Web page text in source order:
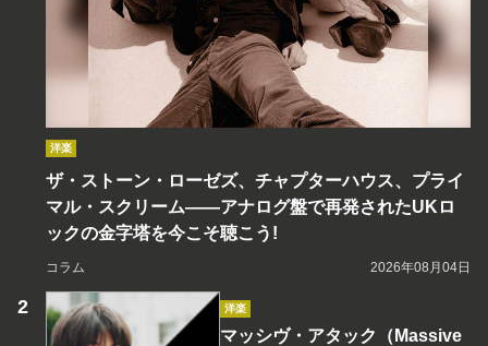
洋楽
ザ・ストーン・ローゼズ、チャプターハウス、プライ
マル・スクリーム――アナログ盤で再発されたUKロ
ックの金字塔を今こそ聴こう!
コラム 2026年08月04日
洋楽
マッシヴ・アタック（Massive